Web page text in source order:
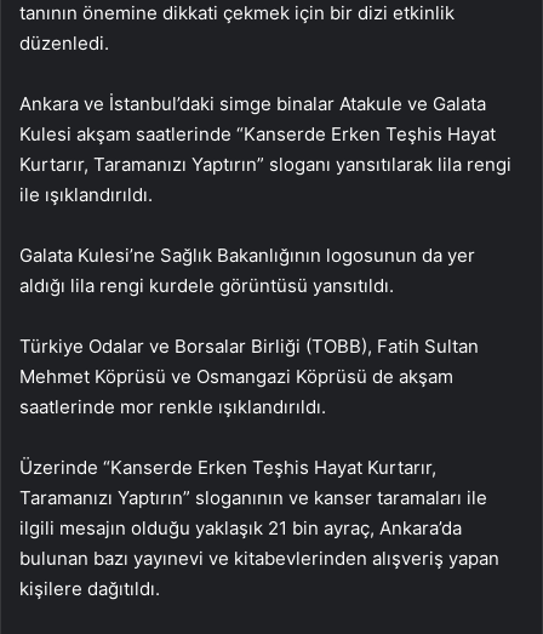
tanının önemine dikkati çekmek için bir dizi etkinlik
düzenledi.
Ankara ve İstanbul’daki simge binalar Atakule ve Galata
Kulesi akşam saatlerinde “Kanserde Erken Teşhis Hayat
Kurtarır, Taramanızı Yaptırın” sloganı yansıtılarak lila rengi
ile ışıklandırıldı.
Galata Kulesi’ne Sağlık Bakanlığının logosunun da yer
aldığı lila rengi kurdele görüntüsü yansıtıldı.
Türkiye Odalar ve Borsalar Birliği (TOBB), Fatih Sultan
Mehmet Köprüsü ve Osmangazi Köprüsü de akşam
saatlerinde mor renkle ışıklandırıldı.
Üzerinde “Kanserde Erken Teşhis Hayat Kurtarır,
Taramanızı Yaptırın” sloganının ve kanser taramaları ile
ilgili mesajın olduğu yaklaşık 21 bin ayraç, Ankara’da
bulunan bazı yayınevi ve kitabevlerinden alışveriş yapan
kişilere dağıtıldı.